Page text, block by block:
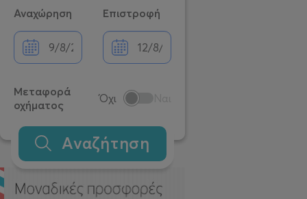
Αναχώρηση Επιστροφή
Μεταφορά
οχήματος
Όχι
Αναζήτηση